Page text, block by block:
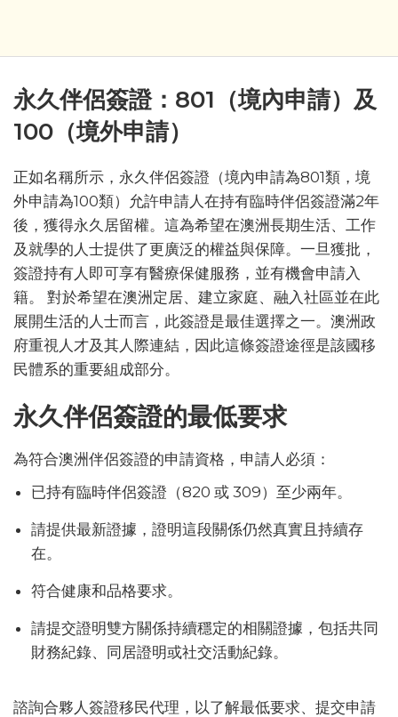
永久伴侶簽證：801（境內申請）及
100（境外申請）
正如名稱所示，永久伴侶簽證（境內申請為801類，境
外申請為100類）允許申請人在持有臨時伴侶簽證滿2年
後，獲得永久居留權。這為希望在澳洲長期生活、工作
及就學的人士提供了更廣泛的權益與保障。一旦獲批，
簽證持有人即可享有醫療保健服務，並有機會申請入
籍。 對於希望在澳洲定居、建立家庭、融入社區並在此
展開生活的人士而言，此簽證是最佳選擇之一。澳洲政
府重視人才及其人際連結，因此這條簽證途徑是該國移
民體系的重要組成部分。
永久伴侶簽證的最低要求
為符合澳洲伴侶簽證的申請資格，申請人必須：
已持有臨時伴侶簽證（820 或 309）至少兩年。
請提供最新證據，證明這段關係仍然真實且持續存
在。
符合健康和品格要求。
請提交證明雙方關係持續穩定的相關證據，包括共同
財務紀錄、同居證明或社交活動紀錄。
諮詢合夥人簽證移民代理，以了解最低要求、提交申請